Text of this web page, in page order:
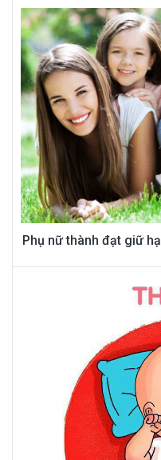
Phụ nữ thành đạt giữ